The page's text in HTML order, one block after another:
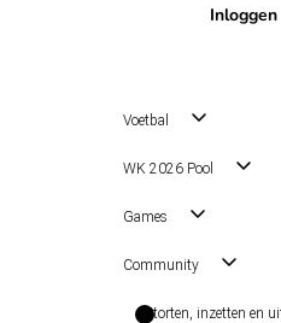
Inloggen
Voetbal
WK 2026 Pool
Games
Community
Storten, inzetten en